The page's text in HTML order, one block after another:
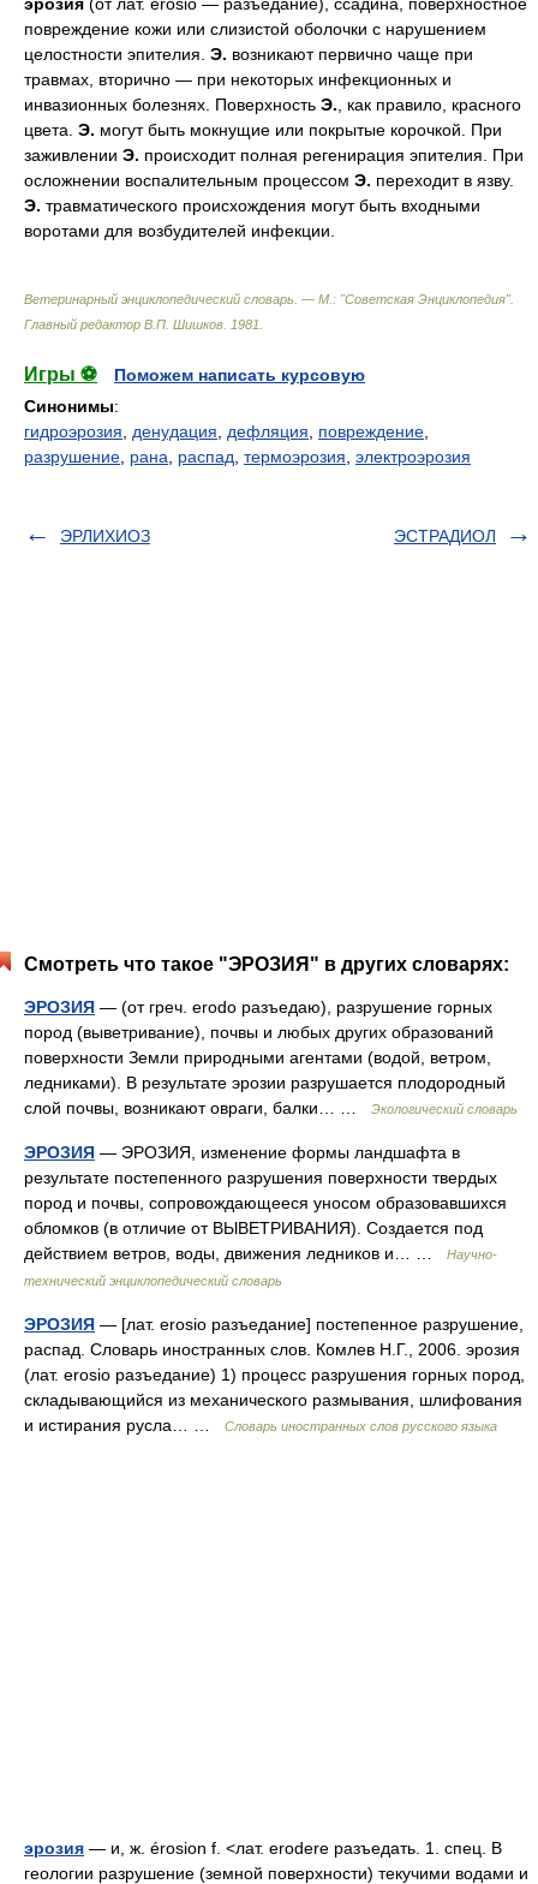
повреждение кожи или слизистой оболочки с нарушением
целостности эпителия. Э. возникают первично чаще при
травмах, вторично — при некоторых инфекционных и
инвазионных болезнях. Поверхность Э. , как правило, красного
цвета. Э. могут быть мокнущие или покрытые корочкой. При
заживлении Э. происходит полная регенирация эпителия. При
осложнении воспалительным процессом Э. переходит в язву.
Э. травматического происхождения могут быть входными
воротами для возбудителей инфекции.
Ветеринарный энциклопедический словарь. — М.: "Советская Энциклопедия".
Главный редактор В.П. Шишков 1981
Игры ⚽
Поможем написать курсовую
Синонимы:
гидроэрозия
денудация дефляция повреждение
разрушение рана распад термоэрозия электроэрозия
ЭРЛИХИОЗ ЭСТРАДИОЛ
Смотреть что такое "ЭРОЗИЯ" в других словарях:
ЭРОЗИЯ — (от греч. erodo разъедаю), разрушение горных
пород (выветривание), почвы и любых других образований
поверхности Земли природными агентами (водой, ветром,
ледниками). В результате эрозии разрушается плодородный
слой почвы, возникают овраги, балки… …
Экологический словарь
ЭРОЗИЯ — ЭРОЗИЯ, изменение формы ландшафта в
результате постепенного разрушения поверхности твердых
пород и почвы, сопровождающееся уносом образовавшихся
обломков (в отличие от ВЫВЕТРИВАНИЯ). Создается под
действием ветров, воды, движения ледников и… …
Научно-
технический энциклопедический словарь
ЭРОЗИЯ — [лат. erosio разъедание] постепенное разрушение,
распад. Словарь иностранных слов. Комлев Н.Г., 2006. эрозия
(лат. erosio разъедание) 1) процесс разрушения горных пород,
складывающийся из механического размывания, шлифования
и истирания русла… …
Словарь иностранных слов русского языка
эрозия — и, ж. érosion f. <лат. erodere разъедать. 1. спец. В
геологии разрушение (земной поверхности) текучими водами и